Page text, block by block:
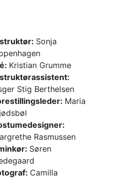
Sonja
Kristian Grumme
Stig Berthelsen
Maria
Rasmussen
Søren
Camilla